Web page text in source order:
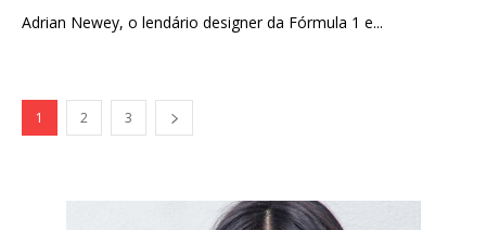
Adrian Newey, o lendário designer da Fórmula 1 e...
1 2 3